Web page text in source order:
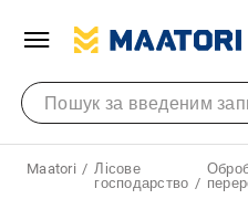
Maatori
Лісове
господарство